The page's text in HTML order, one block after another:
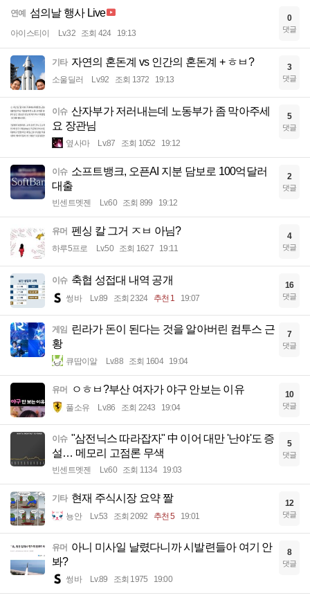
연예 섬의날 행사 Live
아이스티이 Lv.32 조회 424 19:13
0
댓글
기타 자연의 혼돈계 vs 인간의 혼돈계 + ㅎㅂ?
소울딜러 Lv.92 조회 1372 19:13
3
댓글
이슈 산자부가 저러내는데 노동부가 좀 막아주세
요 장관님
옆사마 Lv.87 조회 1052 19:12
5
댓글
이슈 소프트뱅크, 오픈AI 지분 담보로 100억달러
대출
빈센트멧젠 Lv.60 조회 899 19:12
2
댓글
유머 펜싱 칼 그거 ㅈㅂ 아님?
하루5프로 Lv.50 조회 1627 19:11
4
댓글
이슈 축협 성접대 내역 공개
썽바 Lv.89 조회 2324 추천 1 19:07
16
댓글
게임 린라가 돈이 된다는 것을 알아버린 컴투스 근
황
큐땁이알 Lv.88 조회 1604 19:04
7
댓글
유머 ㅇㅎㅂ?부산 여자가 야구 안보는 이유
풀소유 Lv.86 조회 2243 19:04
10
댓글
이슈 "삼전닉스 따라잡자" 中 이어 대만 '난야'도 증
설… 메모리 고점론 무색
빈센트멧젠 Lv.60 조회 1134 19:03
5
댓글
기타 현재 주식시장 요약 짤
뇽안 Lv.53 조회 2092 추천 5 19:01
12
댓글
유머 아니 미사일 날렸다니까 시발련들아 여기 안
봐?
썽바 Lv.89 조회 1975 19:00
8
댓글